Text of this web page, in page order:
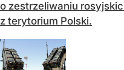
o zestrzeliwaniu
z terytorium Polski.